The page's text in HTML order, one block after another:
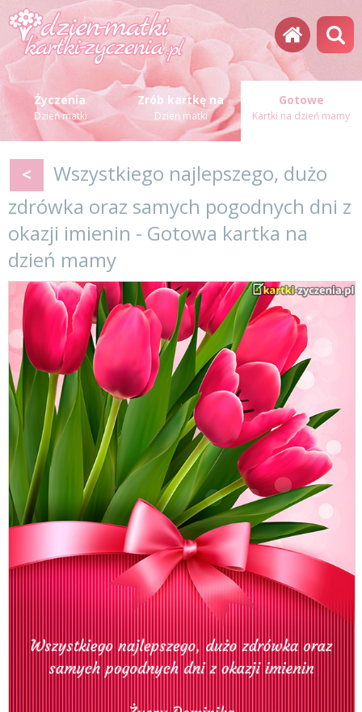
Życzenia
Dzień matki
Zrób kartkę na
Dzień matki
Gotowe
Kartki na dzień mamy
<
Wszystkiego najlepszego, dużo
zdrówka oraz samych pogodnych dni z
okazji imienin - Gotowa kartka na
dzień mamy